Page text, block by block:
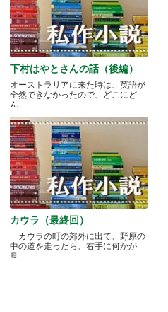
下村はやとさんの話（後編）
オーストラリアに来た時は、英語が
全然できなかったので、どこにど
ん.....
カウラ（最終回）
カウラの町の郊外に出て、野原の
中の道を走ったら、右手に何かが
見.....